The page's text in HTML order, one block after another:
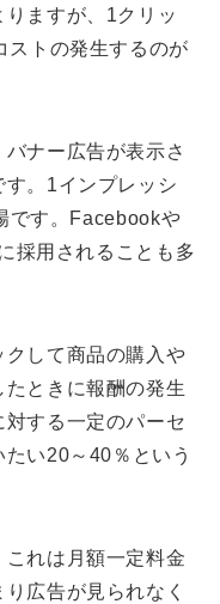
ますが、1クリッ
ストの発生するのが
ナー広告が表示さ
。1インプレッシ
です。Facebookや
採用されることも多
クして商品の購入や
ときに報酬の発生
する一定のパーセ
い20～40％という
れは月額一定料金
広告が見られなく